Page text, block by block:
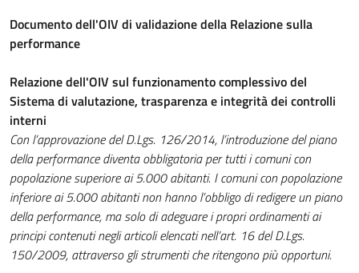
Documento dell'OIV di validazione della Relazione sulla
performance
Relazione dell'OIV sul funzionamento complessivo del
Sistema di valutazione, trasparenza e integrità dei controlli
interni
Con l’approvazione del D.Lgs. 126/2014, l’introduzione del piano
della performance diventa obbligatoria per tutti i comunicon
popolazione superiore ai 5.000 abitanti. I comuni con popolazione
inferiore ai 5.000 abitanti non hanno l’obbligo di redigere un piano
della performance, ma solo di adeguare i propri ordinamenti ai
principi contenuti negli articoli elencati nell’art. 16 del D.Lgs.
150/2009, attraverso gli strumenti che ritengono più opportuni.